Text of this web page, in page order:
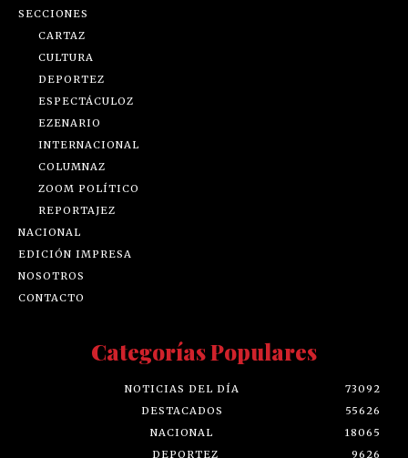
SECCIONES
CARTAZ
CULTURA
DEPORTEZ
ESPECTÁCULOZ
EZENARIO
INTERNACIONAL
COLUMNAZ
ZOOM POLÍTICO
REPORTAJEZ
NACIONAL
EDICIÓN IMPRESA
NOSOTROS
CONTACTO
Categorías Populares
NOTICIAS DEL DÍA
73092
DESTACADOS
55626
NACIONAL
18065
DEPORTEZ
9626